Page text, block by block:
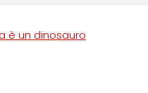
è un dinosauro